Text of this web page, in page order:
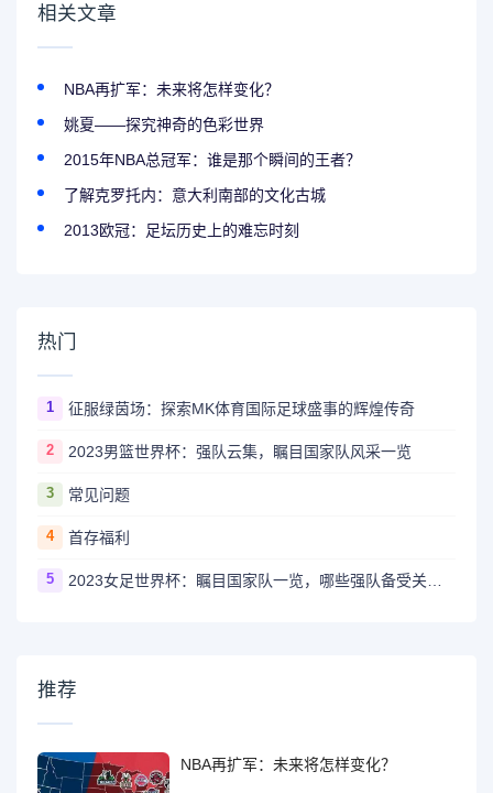
相关文章
NBA再扩军：未来将怎样变化？
姚夏——探究神奇的色彩世界
2015年NBA总冠军：谁是那个瞬间的王者？
了解克罗托内：意大利南部的文化古城
2013欧冠：足坛历史上的难忘时刻
热门
1 征服绿茵场：探索MK体育国际足球盛事的辉煌传奇
2 2023男篮世界杯：强队云集，瞩目国家队风采一览
3 常见问题
4 首存福利
5
推荐
NBA再扩军：未来将怎样变化？